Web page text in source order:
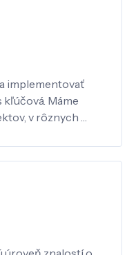
implementovať
Máme
v rôznych …